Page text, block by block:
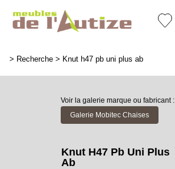
> Recherche > Knut h47 pb uni plus ab
Voir la galerie marque ou fabricant :
Galerie Mobitec Chaises
Knut H47 Pb Uni Plus
Ab